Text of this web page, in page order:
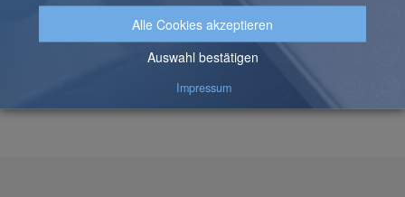
b.telligent Partnernetzwerk: Yellowfin im